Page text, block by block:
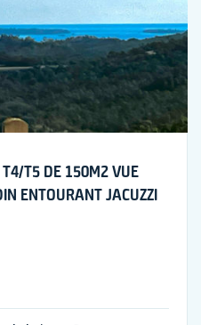
T5 DE 150M2 VUE
ENTOURANT JACUZZI